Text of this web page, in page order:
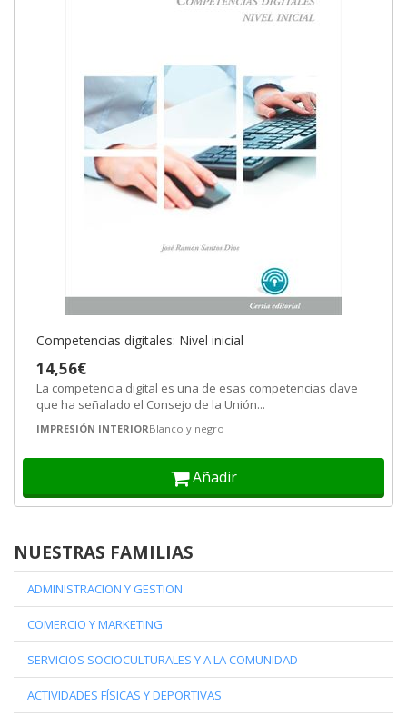
Competencias digitales: Nivel inicial
14,56€
La competencia digital es una de esas competencias clave
que ha señalado el Consejo de la Unión...
IMPRESIÓN INTERIORBlanco y negro
Añadir
NUESTRAS FAMILIAS
ADMINISTRACION Y GESTION
COMERCIO Y MARKETING
SERVICIOS SOCIOCULTURALES Y A LA COMUNIDAD
ACTIVIDADES FÍSICAS Y DEPORTIVAS